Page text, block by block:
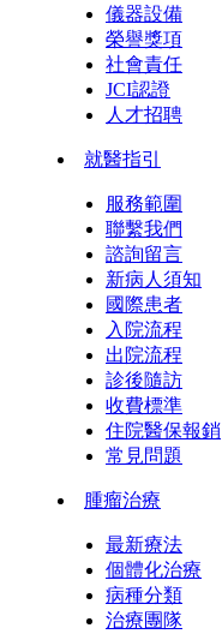
儀器設備
榮譽獎項
社會責任
JCI認證
人才招聘
就醫指引
服務範圍
聯繫我們
諮詢留言
新病人須知
國際患者
入院流程
出院流程
診後隨訪
收費標準
住院醫保報銷
常見問題
腫瘤治療
最新療法
個體化治療
病種分類
治療團隊